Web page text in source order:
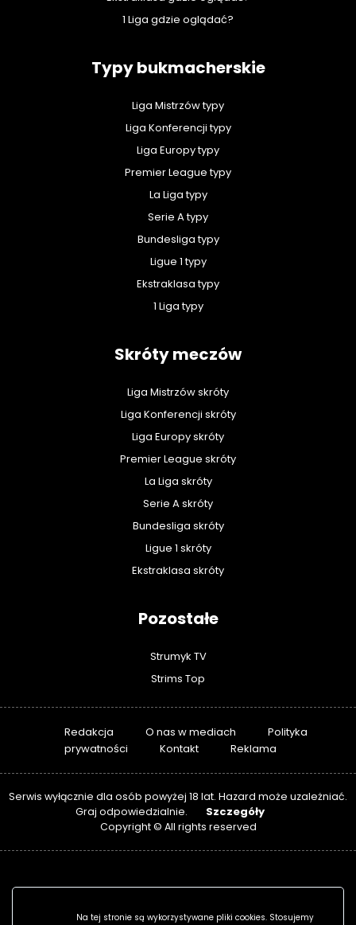
1 Liga gdzie oglądać?
Typy bukmacherskie
Liga Mistrzów typy
Liga Konferencji typy
Liga Europy typy
Premier League typy
La Liga typy
Serie A typy
Bundesliga typy
Ligue 1 typy
Ekstraklasa typy
1 Liga typy
Skróty meczów
Liga Mistrzów skróty
Liga Konferencji skróty
Liga Europy skróty
Premier League skróty
La Liga skróty
Serie A skróty
Bundesliga skróty
Ligue 1 skróty
Ekstraklasa skróty
Pozostałe
Strumyk TV
Strims Top
Redakcja O nas w mediach
Polityka
prywatności
Kontakt Reklama
Serwis wyłącznie dla osób powyżej 18 lat. Hazard może uzależniać.
Graj odpowiedzialnie.
Szczegóły
Copyright © All rights reserved
Na tej stronie są wykorzystywane pliki cookies. Stosujemy